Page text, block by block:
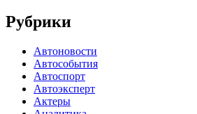
Рубрики
Автоновости
Автособытия
Автоспорт
Автоэксперт
Актеры